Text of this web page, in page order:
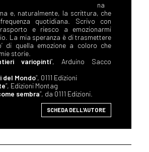
na
e, naturalmente, la scrittura, che
quotidiana. Scrivo con
e riesco a emozionarmi
La mia speranza è di trasmettere
di quella emozione a coloro che
storie.
variopinti”, Arduino Sacco
del Mondo”, 0111 Edizioni
”, Edizioni Montag
sembra”, da 0111 Edizioni.
SCHEDA DELL'AUTORE